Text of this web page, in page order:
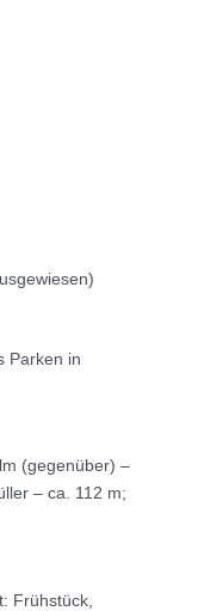
Parken in
(gegenüber) –
– ca. 112 m;
Frühstück,